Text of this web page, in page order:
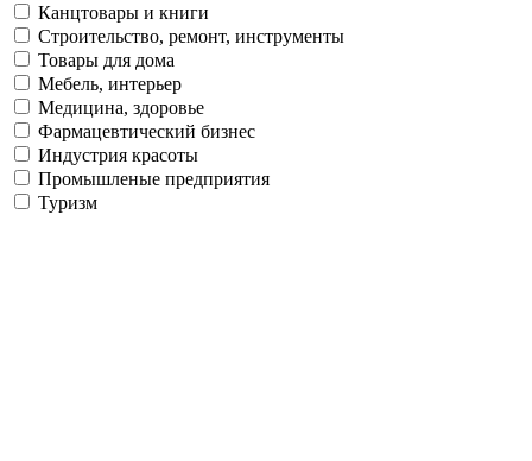
Канцтовары и книги
Строительство, ремонт, инструменты
Товары для дома
Мебель, интерьер
Медицина, здоровье
Фармацевтический бизнес
Индустрия красоты
Промышленые предприятия
Туризм